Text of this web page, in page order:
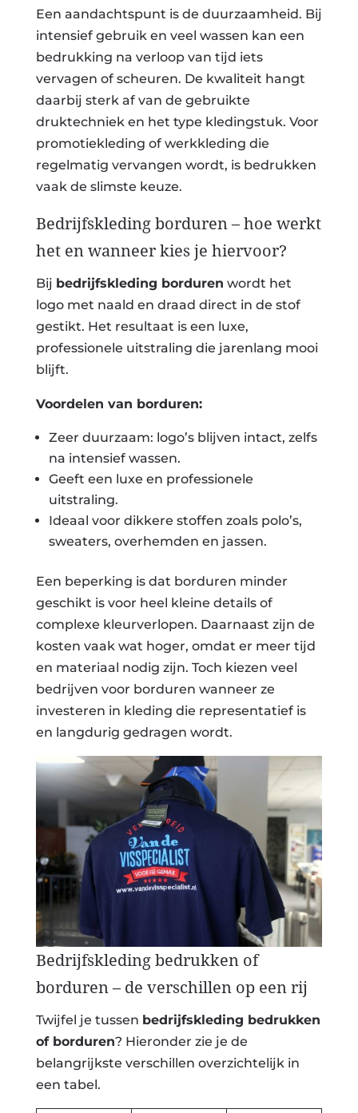
Een aandachtspunt is de duurzaamheid. Bij
intensief gebruik en veel wassen kan een
bedrukking na verloop van tijd iets
vervagen of scheuren. De kwaliteit hangt
daarbij sterk af van de gebruikte
druktechniek en het type kledingstuk. Voor
promotiekleding of werkkleding die
regelmatig vervangen wordt, is bedrukken
vaak de slimste keuze.
Bedrijfskleding borduren – hoe werkt
het en wanneer kies je hiervoor?
Bij bedrijfskleding borduren wordt het
logo met naald en draad direct in de stof
gestikt. Het resultaat is een luxe,
professionele uitstraling die jarenlang mooi
blijft.
Voordelen van borduren:
Zeer duurzaam: logo’s blijven intact, zelfs
na intensief wassen.
Geeft een luxe en professionele
uitstraling.
Ideaal voor dikkere stoffen zoals polo’s,
sweaters, overhemden en jassen.
Een beperking is dat borduren minder
geschikt is voor heel kleine details of
complexe kleurverlopen. Daarnaast zijn de
kosten vaak wat hoger, omdat er meer tijd
en materiaal nodig zijn. Toch kiezen veel
bedrijven voor borduren wanneer ze
investeren in kleding die representatief is
en langdurig gedragen wordt.
Bedrijfskleding bedrukken of
borduren – de verschillen op een rij
Twijfel je tussen bedrijfskleding bedrukken
of borduren? Hieronder zie je de
belangrijkste verschillen overzichtelijk in
een tabel.